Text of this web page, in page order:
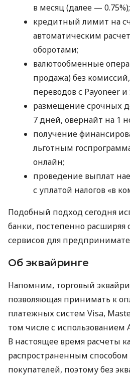
в месяц (далее — 0.75%);
кредитный лимит на
автоматическим
оборотами;
валютообменные
продажа) без
переводов с Payoneer и
размещение срочных
7 дней, овернайт на 1
получение
льготным
онлайн;
проведение выплат
с уплатой налогов «в
Подобный подход сегодня
банки, постепенно
сервисов для
Об эквайринге
Напомним, торговый
позволяющая принимать к
платежных систем Visa,
том числе с использованием
В настоящее время расчеты
распространенным
покупателей, поэтому без